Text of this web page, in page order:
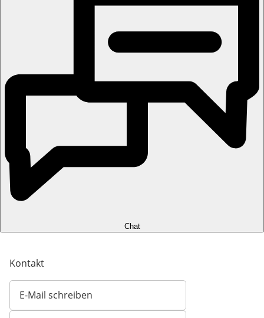
Chat
Kontakt
E-Mail schreiben
Öffnet E-Mail-Client